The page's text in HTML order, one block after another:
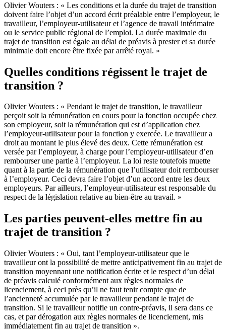
Olivier Wouters : « Les conditions et la durée du trajet de transition
doivent faire l’objet d’un accord écrit préalable entre l’employeur, le
travailleur, l’employeur-utilisateur et l’agence de travail intérimaire
ou le service public régional de l’emploi. La durée maximale du
trajet de transition est égale au délai de préavis à prester et sa durée
minimale doit encore être fixée par arrêté royal. »
Quelles conditions régissent le trajet de
transition ?
Olivier Wouters : « Pendant le trajet de transition, le travailleur
perçoit soit la rémunération en cours pour la fonction occupée chez
son employeur, soit la rémunération qui est d’application chez
l’employeur-utilisateur pour la fonction y exercée. Le travailleur a
droit au montant le plus élevé des deux. Cette rémunération est
versée par l’employeur, à charge pour l’employeur-utilisateur d’en
rembourser une partie à l’employeur. La loi reste toutefois muette
quant à la partie de la rémunération que l’utilisateur doit rembourser
à l’employeur. Ceci devra faire l’objet d’un accord entre les deux
employeurs. Par ailleurs, l’employeur-utilisateur est responsable du
respect de la législation relative au bien-être au travail. »
Les parties peuvent-elles mettre fin au
trajet de transition ?
Olivier Wouters : « Oui, tant l’employeur-utilisateur que le
travailleur ont la possibilité de mettre anticipativement fin au trajet de
transition moyennant une notification écrite et le respect d’un délai
de préavis calculé conformément aux règles normales de
licenciement, à ceci près qu’il ne faut tenir compte que de
l’ancienneté accumulée par le travailleur pendant le trajet de
transition. Si le travailleur notifie un contre-préavis, il sera dans ce
cas, et par dérogation aux règles normales de licenciement, mis
immédiatement fin au trajet de transition ».